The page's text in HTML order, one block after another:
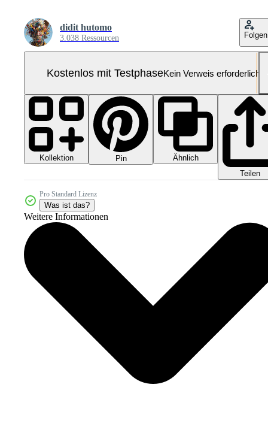
didit hutomo
3.038 Ressourcen Folgen
Kostenlos mit TestphaseKein Verweis erforderlich
Kollektion Pin
Ähnlich
Teilen
Pro Standard Lizenz
Was ist das?
Weitere Informationen